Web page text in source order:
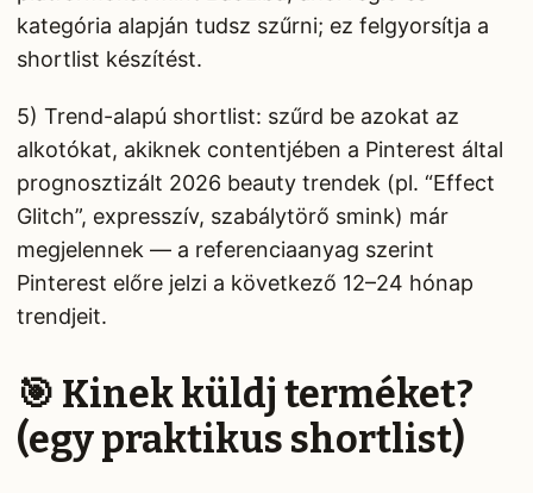
kategória alapján tudsz szűrni; ez felgyorsítja a
shortlist készítést.
5) Trend-alapú shortlist: szűrd be azokat az
alkotókat, akiknek contentjében a Pinterest által
prognosztizált 2026 beauty trendek (pl. “Effect
Glitch”, expresszív, szabálytörő smink) már
megjelennek — a referenciaanyag szerint
Pinterest előre jelzi a következő 12–24 hónap
trendjeit.
🎯 Kinek küldj terméket?
(egy praktikus shortlist)